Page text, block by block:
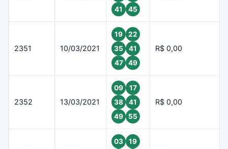
41
45
2351 10/03/2021
19
22
35
41
47
49
R$ 0,00
2352 13/03/2021
09
17
38
41
49
55
R$ 0,00
03
19